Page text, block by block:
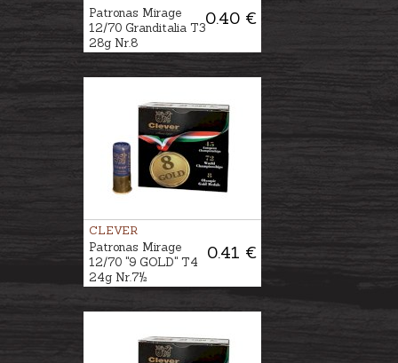
0.40 €
Patronas Mirage
12/70 Granditalia T3
28g Nr.8
CLEVER
0.41 €
Patronas Mirage
12/70 "9 GOLD" T4
24g Nr.7½